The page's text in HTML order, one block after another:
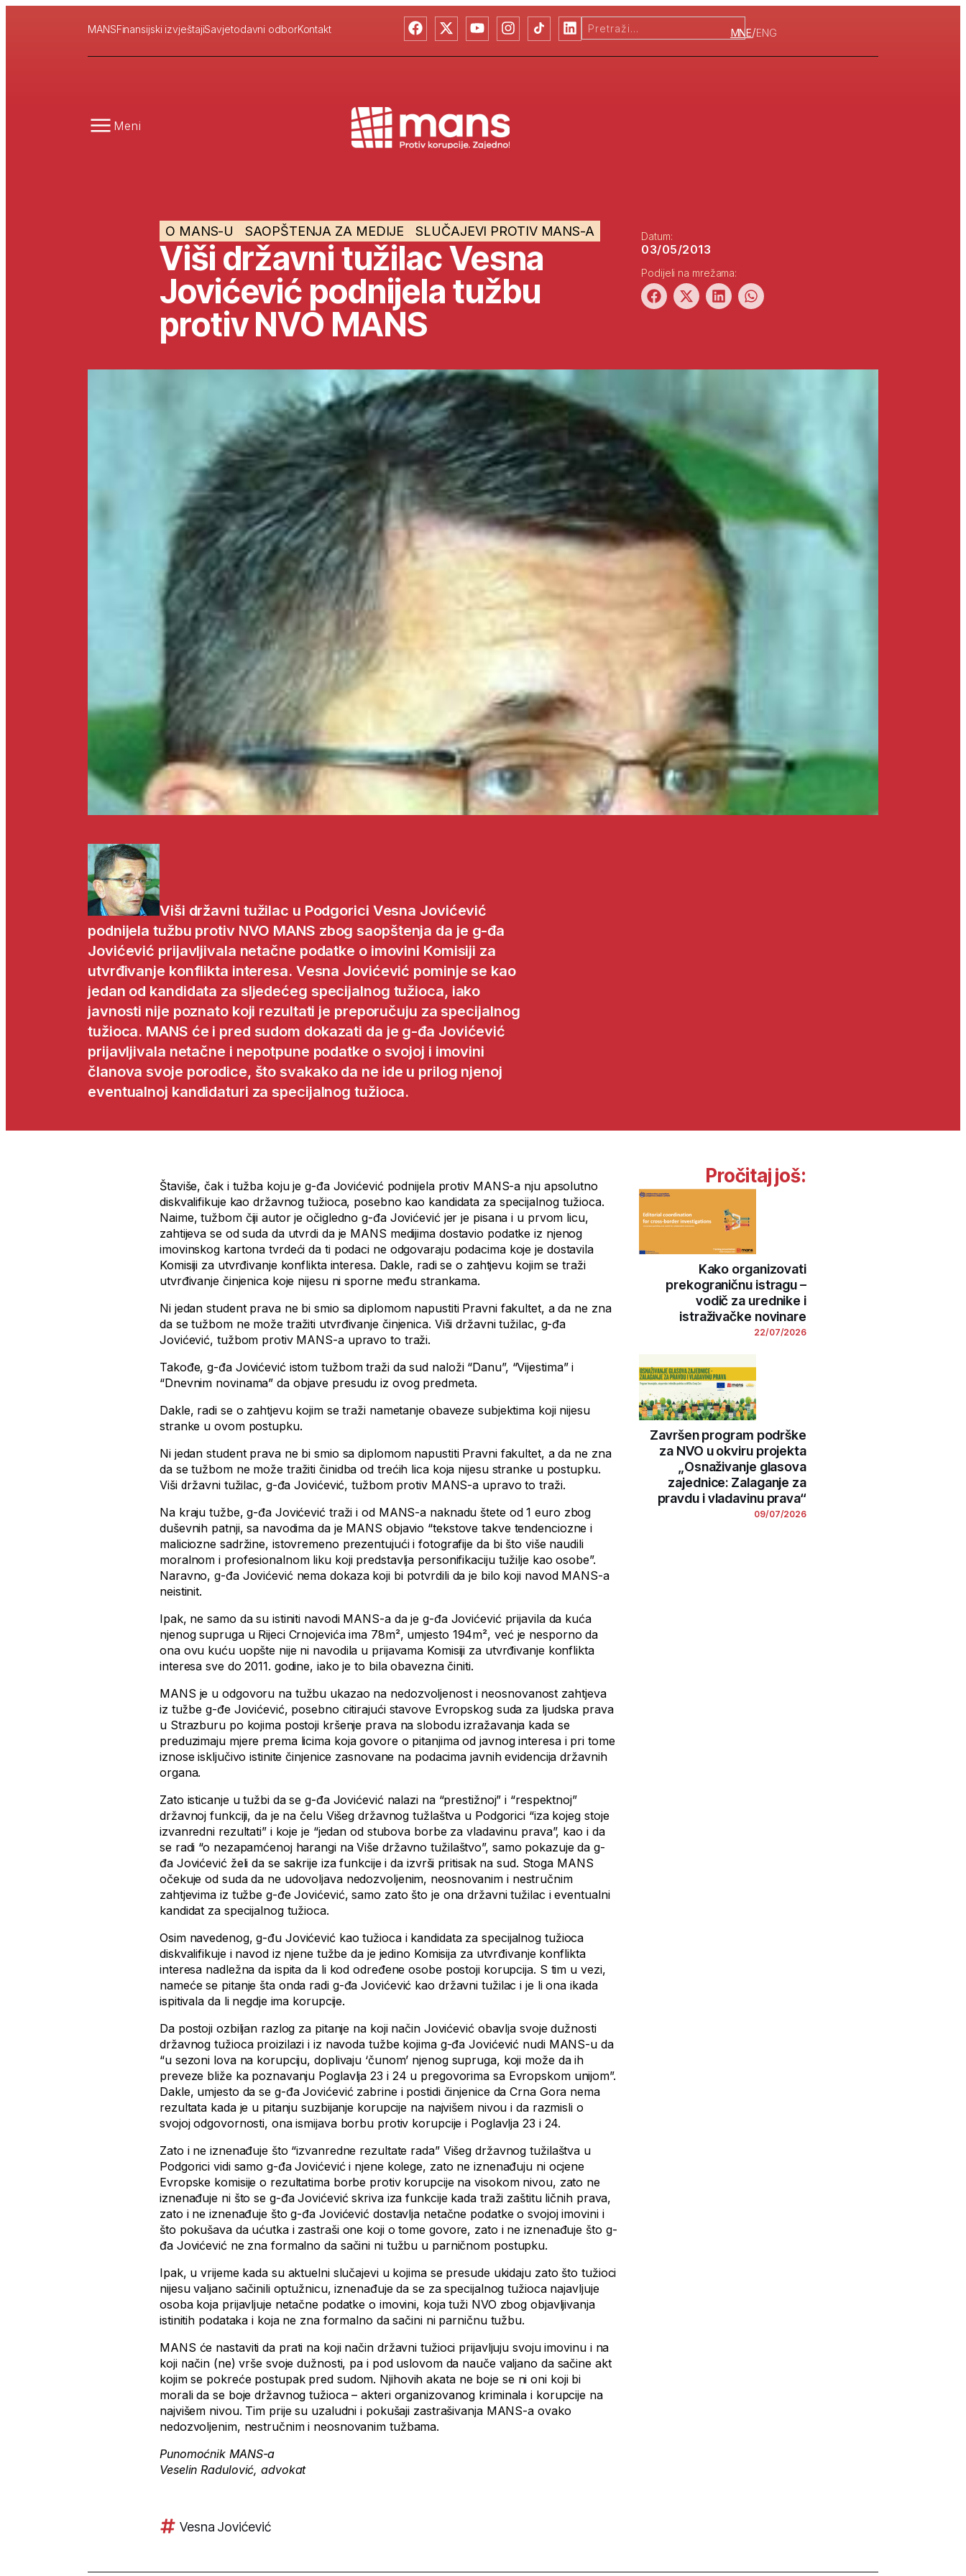
MANSFinansijski izvještajiSavjetodavni odborKontakt MNE/ENG
Meni
O MANS-U SAOPŠTENJA ZA MEDIJE SLUČAJEVI PROTIV MANS-A
Viši državni tužilac Vesna
Jovićević podnijela tužbu
protiv NVO MANS
Datum:
03/05/2013
Podijeli na mrežama:
Viši državni tužilac u Podgorici Vesna Jovićević
podnijela tužbu protiv NVO MANS zbog saopštenja da je g-đa
Jovićević prijavljivala netačne podatke o imovini Komisiji za
utvrđivanje konflikta interesa. Vesna Jovićević pominje se kao
jedan od kandidata za sljedećeg specijalnog tužioca, iako
javnosti nije poznato koji rezultati je preporučuju za specijalnog
tužioca. MANS će i pred sudom dokazati da je g-đa Jovićević
prijavljivala netačne i nepotpune podatke o svojoj i imovini
članova svoje porodice, što svakako da ne ide u prilog njenoj
eventualnoj kandidaturi za specijalnog tužioca.
Štaviše, čak i tužba koju je g-đa Jovićević podnijela protiv MANS-a nju apsolutno
diskvalifikuje kao državnog tužioca, posebno kao kandidata za specijalnog tužioca.
Naime, tužbom čiji autor je očigledno g-đa Jovićević jer je pisana i u prvom licu,
zahtijeva se od suda da utvrdi da je MANS medijima dostavio podatke iz njenog
imovinskog kartona tvrdeći da ti podaci ne odgovaraju podacima koje je dostavila
Komisiji za utvrđivanje konflikta interesa. Dakle, radi se o zahtjevu kojim se traži
utvrđivanje činjenica koje nijesu ni sporne među strankama.
Ni jedan student prava ne bi smio sa diplomom napustiti Pravni fakultet, a da ne zna
da se tužbom ne može tražiti utvrđivanje činjenica. Viši državni tužilac, g-đa
Jovićević, tužbom protiv MANS-a upravo to traži.
Takođe, g-đa Jovićević istom tužbom traži da sud naloži “Danu”, “Vijestima” i
“Dnevnim novinama” da objave presudu iz ovog predmeta.
Dakle, radi se o zahtjevu kojim se traži nametanje obaveze subjektima koji nijesu
stranke u ovom postupku.
Ni jedan student prava ne bi smio sa diplomom napustiti Pravni fakultet, a da ne zna
da se tužbom ne može tražiti činidba od trećih lica koja nijesu stranke u postupku.
Viši državni tužilac, g-đa Jovićević, tužbom protiv MANS-a upravo to traži.
Na kraju tužbe, g-đa Jovićević traži i od MANS-a naknadu štete od 1 euro zbog
duševnih patnji, sa navodima da je MANS objavio “tekstove takve tendenciozne i
maliciozne sadržine, istovremeno prezentujući i fotografije da bi što više naudili
moralnom i profesionalnom liku koji predstavlja personifikaciju tužilje kao osobe”.
Naravno, g-đa Jovićević nema dokaza koji bi potvrdili da je bilo koji navod MANS-a
neistinit.
Ipak, ne samo da su istiniti navodi MANS-a da je g-đa Jovićević prijavila da kuća
njenog supruga u Rijeci Crnojevića ima 78m², umjesto 194m², već je nesporno da
ona ovu kuću uopšte nije ni navodila u prijavama Komisiji za utvrđivanje konflikta
interesa sve do 2011. godine, iako je to bila obavezna činiti.
MANS je u odgovoru na tužbu ukazao na nedozvoljenost i neosnovanost zahtjeva
iz tužbe g-đe Jovićević, posebno citirajući stavove Evropskog suda za ljudska prava
u Strazburu po kojima postoji kršenje prava na slobodu izražavanja kada se
preduzimaju mjere prema licima koja govore o pitanjima od javnog interesa i pri tome
iznose isključivo istinite činjenice zasnovane na podacima javnih evidencija državnih
organa.
Zato isticanje u tužbi da se g-đa Jovićević nalazi na “prestižnoj” i “respektnoj”
državnoj funkciji, da je na čelu Višeg državnog tužlaštva u Podgorici “iza kojeg stoje
izvanredni rezultati” i koje je “jedan od stubova borbe za vladavinu prava”, kao i da
se radi “o nezapamćenoj harangi na Više državno tužilaštvo”, samo pokazuje da g-
đa Jovićević želi da se sakrije iza funkcije i da izvrši pritisak na sud. Stoga MANS
očekuje od suda da ne udovoljava nedozvoljenim, neosnovanim i nestručnim
zahtjevima iz tužbe g-đe Jovićević, samo zato što je ona državni tužilac i eventualni
kandidat za specijalnog tužioca.
Osim navedenog, g-đu Jovićević kao tužioca i kandidata za specijalnog tužioca
diskvalifikuje i navod iz njene tužbe da je jedino Komisija za utvrđivanje konflikta
interesa nadležna da ispita da li kod određene osobe postoji korupcija. S tim u vezi,
nameće se pitanje šta onda radi g-đa Jovićević kao državni tužilac i je li ona ikada
ispitivala da li negdje ima korupcije.
Da postoji ozbiljan razlog za pitanje na koji način Jovićević obavlja svoje dužnosti
državnog tužioca proizilazi i iz navoda tužbe kojima g-đa Jovićević nudi MANS-u da
“u sezoni lova na korupciju, doplivaju ‘čunom’ njenog supruga, koji može da ih
preveze bliže ka poznavanju Poglavlja 23 i 24 u pregovorima sa Evropskom unijom”.
Dakle, umjesto da se g-đa Jovićević zabrine i postidi činjenice da Crna Gora nema
rezultata kada je u pitanju suzbijanje korupcije na najvišem nivou i da razmisli o
svojoj odgovornosti, ona ismijava borbu protiv korupcije i Poglavlja 23 i 24.
Zato i ne iznenađuje što “izvanredne rezultate rada” Višeg državnog tužilaštva u
Podgorici vidi samo g-đa Jovićević i njene kolege, zato ne iznenađuju ni ocjene
Evropske komisije o rezultatima borbe protiv korupcije na visokom nivou, zato ne
iznenađuje ni što se g-đa Jovićević skriva iza funkcije kada traži zaštitu ličnih prava,
zato i ne iznenađuje što g-đa Jovićević dostavlja netačne podatke o svojoj imovini i
što pokušava da ućutka i zastraši one koji o tome govore, zato i ne iznenađuje što g-
đa Jovićević ne zna formalno da sačini ni tužbu u parničnom postupku.
Ipak, u vrijeme kada su aktuelni slučajevi u kojima se presude ukidaju zato što tužioci
nijesu valjano sačinili optužnicu, iznenađuje da se za specijalnog tužioca najavljuje
osoba koja prijavljuje netačne podatke o imovini, koja tuži NVO zbog objavljivanja
istinitih podataka i koja ne zna formalno da sačini ni parničnu tužbu.
MANS će nastaviti da prati na koji način državni tužioci prijavljuju svoju imovinu i na
koji način (ne) vrše svoje dužnosti, pa i pod uslovom da nauče valjano da sačine akt
kojim se pokreće postupak pred sudom. Njihovih akata ne boje se ni oni koji bi
morali da se boje državnog tužioca – akteri organizovanog kriminala i korupcije na
najvišem nivou. Tim prije su uzaludni i pokušaji zastrašivanja MANS-a ovako
nedozvoljenim, nestručnim i neosnovanim tužbama.
Punomoćnik MANS-a
Veselin Radulović, advokat
Vesna Jovićević
Pročitaj još:
Kako organizovati
prekograničnu istragu –
vodič za urednike i
istraživačke novinare
22/07/2026
Završen program podrške
za NVO u okviru projekta
„Osnaživanje glasova
zajednice: Zalaganje za
pravdu i vladavinu prava“
09/07/2026